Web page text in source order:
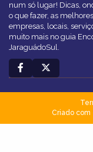
num só lugar! Dicas,
o que fazer, as melhores
empresas, locais,
muito mais no guia
JaraguádoSul.
Criado com